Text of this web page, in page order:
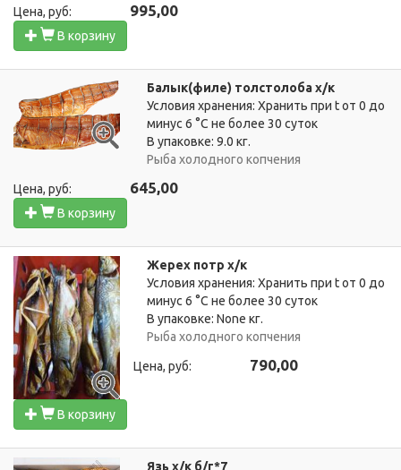
Цена, руб: 995,00
В корзину
Балык(филе) толстолоба х/к
Условия хранения: Хранить при t от 0 до
минус 6 °C не более 30 суток
В упаковке: 9.0 кг.
Рыба холодного копчения
Цена, руб: 645,00
В корзину
Жерех потр х/к
Условия хранения: Хранить при t от 0 до
минус 6 °C не более 30 суток
В упаковке: None кг.
Рыба холодного копчения
Цена, руб: 790,00
В корзину
Язь х/к б/г*7